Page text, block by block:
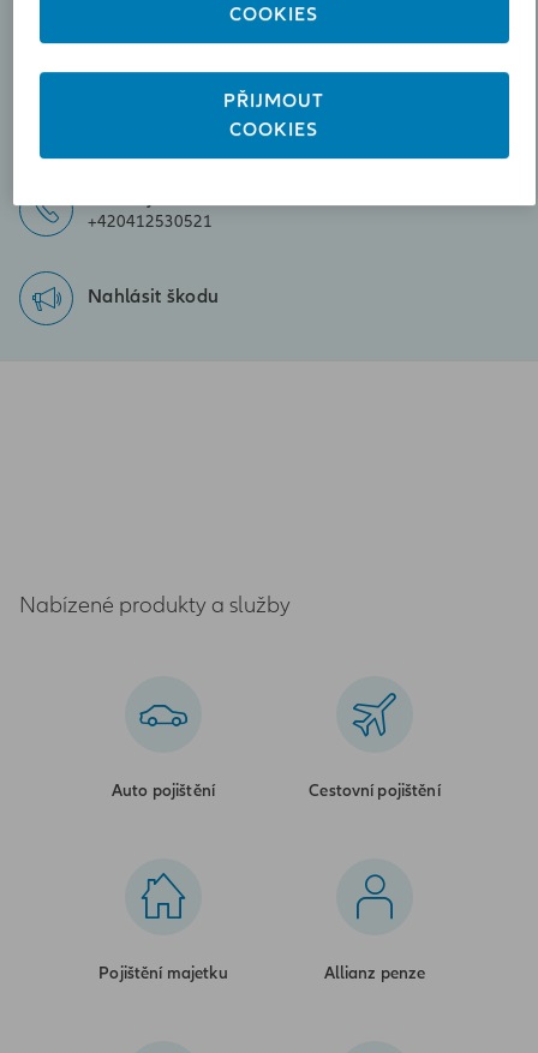
eva.hajkova@iallianz.cz
+420412530521
Nahlásit škodu
Nabízené produkty a služby
Auto pojištění Cestovní pojištění
Pojištění majetku Allianz penze
COOKIES
PŘIJMOUT
COOKIES